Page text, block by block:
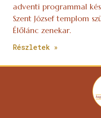
adventi programmal
Szent József templom
Élőlánc zenekar.
Részletek »